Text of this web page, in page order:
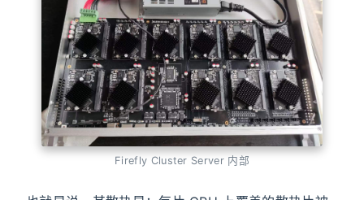
Firefly Cluster Server 内部